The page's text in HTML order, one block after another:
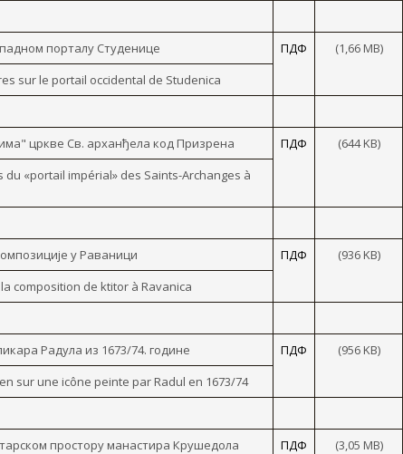
порталу Студенице
ПДФ
(1,66 МB)
sur le portail occidental de Studenica
цркве Св. арханђела код Призрена
ПДФ
(644 KB)
«portail impérial» des Saints-Archanges à
y Раваници
ПДФ
(936 KB)
composition de ktitor à Ravanica
Радула из 1673/74. године
ПДФ
(956 KB)
sur une icône peinte par Radul en 1673/74
простору манастира Крушедола
ПДФ
(3,05 МB)